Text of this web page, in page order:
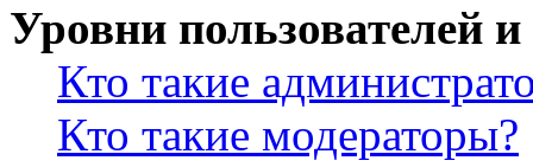
Уровни пользователей
Кто такие
Кто такие модераторы?